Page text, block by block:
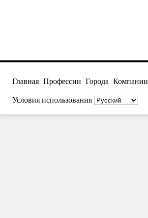
Главная Профессии Города Компании
Условия использования